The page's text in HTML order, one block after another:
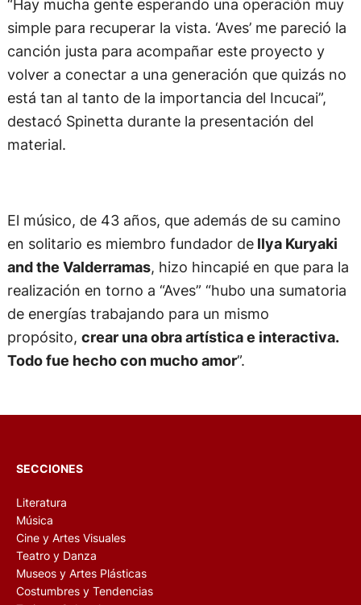
“Hay mucha gente esperando una operación muy
simple para recuperar la vista. ‘Aves’ me pareció la
canción justa para acompañar este proyecto y
volver a conectar a una generación que quizás no
está tan al tanto de la importancia del Incucai”,
destacó Spinetta durante la presentación del
material.
El músico, de 43 años, que además de su camino
en solitario es miembro fundador dellya Kuryaki
and the Valderramas, hizo hincapié en que para la
realización en torno a “Aves” “hubo una sumatoria
de energías trabajando para un mismo
propósito, crear una obra artística e interactiva.
Todo fue hecho con mucho amor”.
SECCIONES
Literatura
Música
Cine y Artes Visuales
Teatro y Danza
Museos y Artes Plásticas
Costumbres y Tendencias